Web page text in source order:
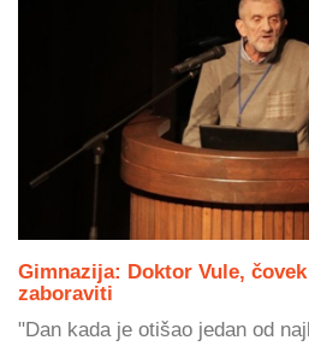
Gimnazija: Doktor Vule,
zaboraviti
"Dan kada je otišao jedan od